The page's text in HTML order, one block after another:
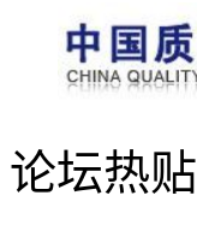
论坛热贴